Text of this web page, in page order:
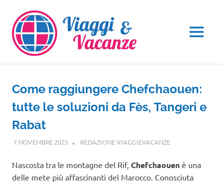
contenuto
MENU
Come raggiungere Chefchaouen:
tutte le soluzioni da Fès, Tangeri e
Rabat
7 NOVEMBRE 2025 REDAZIONE VIAGGIEVACANZEGUIDE
Nascosta tra le montagne del Rif, Chefchaouen è una
delle mete più affascinanti del Marocco. Conosciuta